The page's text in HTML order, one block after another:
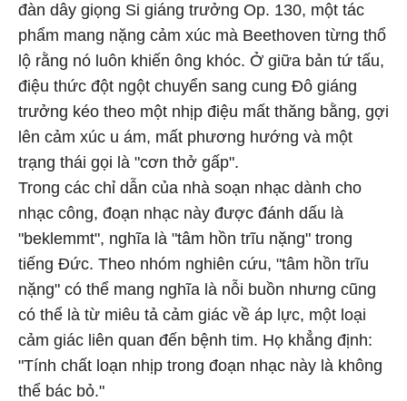
đàn dây giọng Si giáng trưởng Op. 130, một tác
phẩm mang nặng cảm xúc mà Beethoven từng thổ
lộ rằng nó luôn khiến ông khóc. Ở giữa bản tứ tấu,
điệu thức đột ngột chuyển sang cung Đô giáng
trưởng kéo theo một nhịp điệu mất thăng bằng, gợi
lên cảm xúc u ám, mất phương hướng và một
trạng thái gọi là "cơn thở gấp".
Trong các chỉ dẫn của nhà soạn nhạc dành cho
nhạc công, đoạn nhạc này được đánh dấu là
"beklemmt", nghĩa là "tâm hồn trĩu nặng" trong
tiếng Đức. Theo nhóm nghiên cứu, "tâm hồn trĩu
nặng" có thể mang nghĩa là nỗi buồn nhưng cũng
có thể là từ miêu tả cảm giác về áp lực, một loại
cảm giác liên quan đến bệnh tim. Họ khẳng định:
"Tính chất loạn nhịp trong đoạn nhạc này là không
thể bác bỏ."